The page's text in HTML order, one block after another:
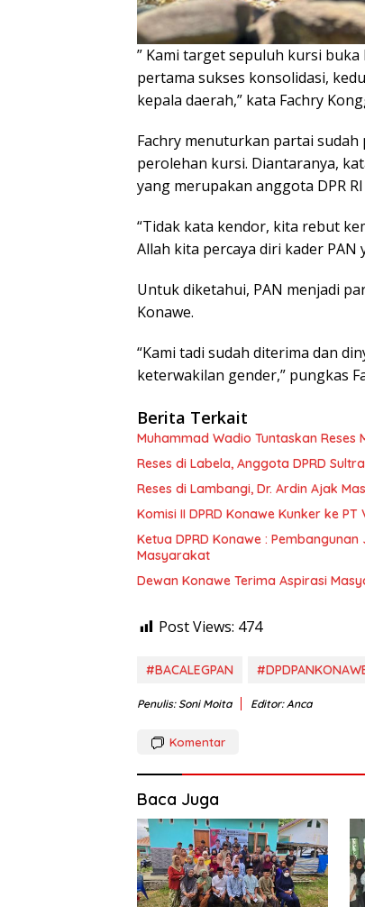
” Kami target sepuluh kursi
pertama sukses konsolidasi,
kepala daerah,” kata Fachry
Fachry menuturkan partai
perolehan kursi. Diantaranya,
yang merupakan anggota DPR
“Tidak kata kendor, kita rebut
Allah kita percaya diri kader PAN
Untuk diketahui, PAN menjadi
Konawe.
“Kami tadi sudah diterima dan
keterwakilan gender,” pungkas
Berita Terkait
Muhammad Wadio Tuntaskan Reses
Reses di Labela, Anggota DPRD
Reses di Lambangi, Dr. Ardin Ajak
Komisi II DPRD Konawe Kunker ke PT
Ketua DPRD Konawe :
Masyarakat
Dewan Konawe Terima Aspirasi
Post Views: 474
#BACALEGPAN
Penulis: Soni Moita Editor: Anca
Komentar
Baca Juga